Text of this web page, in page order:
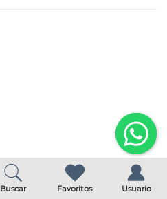
Buscar Favoritos Usuario